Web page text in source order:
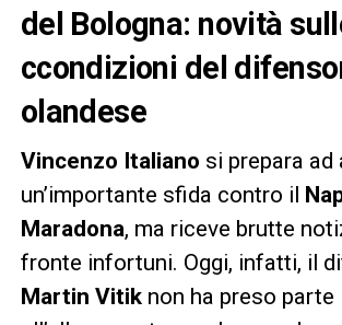
del Bologna: novità
ccondizioni del
olandese
Vincenzo Italiano si prepara
un’importante sfida contro il
Maradona, ma riceve brutte
fronte infortuni. Oggi, infatti, il
Martin Vitiknon ha preso parte